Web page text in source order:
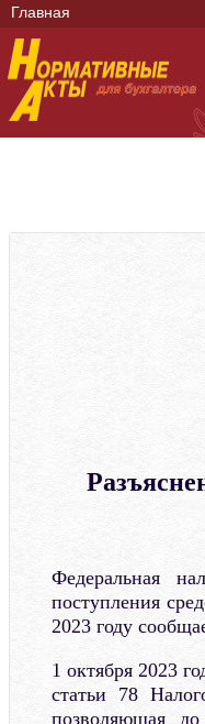
Главная
Федеральная
поступления
2023 году
1 октября 2023
статьи 78
позволяющая до